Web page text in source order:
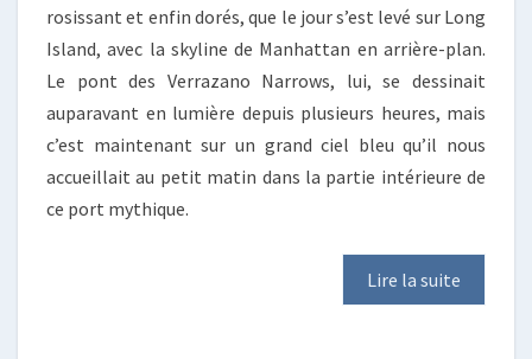
rosissant et enfin dorés, que le jour s’est levé sur Long
Island, avec la skyline de Manhattan en arrière-plan.
Le pont des Verrazano Narrows, lui, se dessinait
auparavant en lumière depuis plusieurs heures, mais
c’est maintenant sur un grand ciel bleu qu’il nous
accueillait au petit matin dans la partie intérieure de
ce port mythique.
Lire la suite